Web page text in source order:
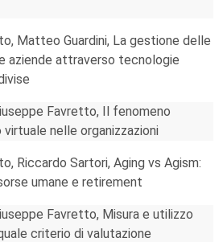
Matteo Guardini, La gestione delle
aziende attraverso tecnologie
Favretto, Il fenomeno
nelle organizzazioni
Riccardo Sartori, Aging vs Agism:
umane e retirement
Favretto, Misura e utilizzo
criterio di valutazione